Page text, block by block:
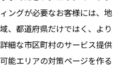
ィングが必要なお客様には、地
域、都道府県だけではく、より
詳細な市区町村のサービス提供
可能エリアの対策ページを作る